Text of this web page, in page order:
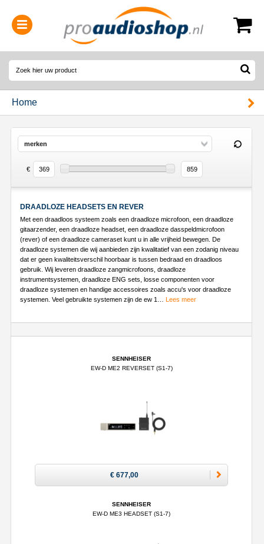
0314-364515
Home
merken
€
DRAADLOZE HEADSETS EN REVER
Met een draadloos systeem zoals een draadloze microfoon, een draadloze
gitaarzender, een draadloze headset, een draadloze dasspeldmicrofoon
(rever) of een draadloze cameraset kunt u in alle vrijheid bewegen. De
draadloze systemen die wij aanbieden zijn kwalitatief van een zodanig niveau
dat er geen kwaliteitsverschil hoorbaar is tussen bedraad en draadloos
gebruik. Wij leveren draadloze zangmicrofoons, draadloze
instrumentsystemen, draadloze ENG sets, losse componenten voor
draadloze systemen en handige accessoires zoals accu's voor draadloze
systemen. Veel gebruikte systemen zijn de ew 1
Lees meer
SENNHEISER
EW-D ME2 REVERSET (S1-7)
€ 677,00
SENNHEISER
EW-D ME3 HEADSET (S1-7)